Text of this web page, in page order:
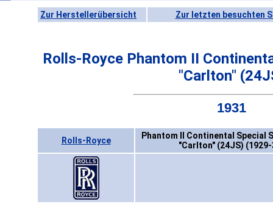
Zur Herstellerübersicht Zur letzten besuchten
Rolls-Royce Phantom II
"Carlton"
1931
Rolls-Royce
Phantom II Continental Special
"Carlton" (24JS)